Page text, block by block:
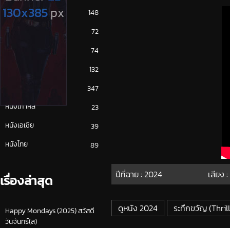
ซีรีย์ฝรั่ง
148
ซีรีย์เกาหลี
72
74
132
347
หนังเกาหลี
23
หนังเอเชีย
39
หนังไทย
89
เรื่องล่าสุด
Happy Mondays (2025) สวัสดี
วันจันทร์(ส)
ปีที่ฉาย : 2024 เสียง
ดูหนัง 2024 ระทึกขวัญ